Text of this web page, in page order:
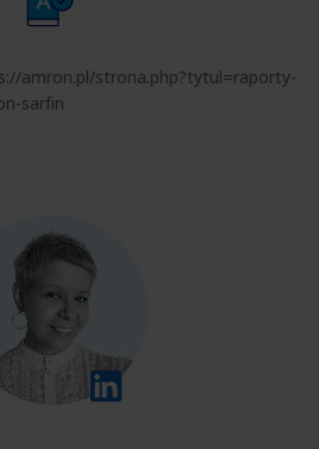
amron.pl/strona.php?tytul=raporty-
sarfin